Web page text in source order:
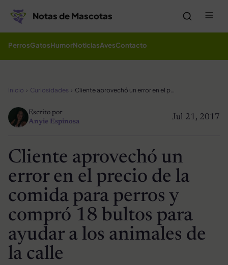
Notas de Mascotas
PerrosGatosHumorNoticiasAvesContacto
Inicio Curiosidades Cliente aprovechó un error en el precio de la comida para perros y compró 18 bultos para ayudar a los animales de la calle
Jul 21, 2017
Escrito por
Anyie Espinosa
Cliente aprovechó un
error en el precio de la
comida para perros y
compró 18 bultos para
ayudar a los animales de
la calle